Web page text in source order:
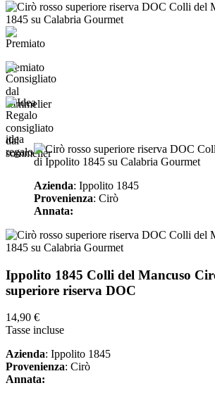
premiato
consigliato
dal
sommelier
idea
regalo
Azienda: Ippolito 1845
Provenienza: Cirò
Annata:
Ippolito 1845 Colli del Mancuso
superiore riserva DOC
14,90 €
Tasse incluse
Azienda: Ippolito 1845
Provenienza: Cirò
Annata: